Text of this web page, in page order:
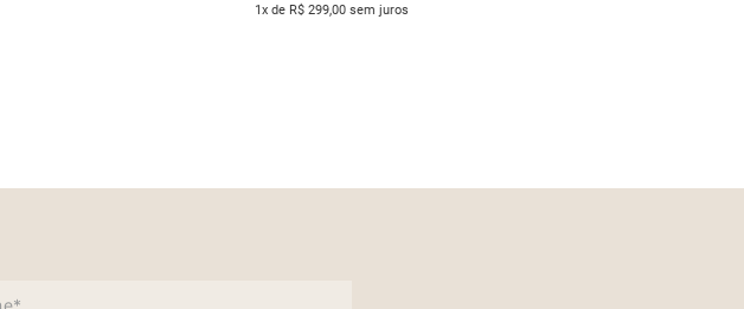
1x de R$ 299,00 sem juros